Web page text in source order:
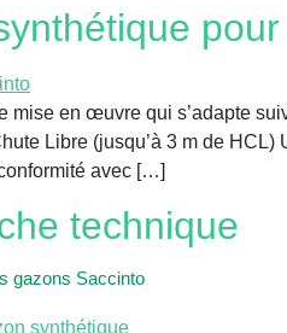
mise en œuvre qui s’adapte
Libre (jusqu’à 3 m de
avec […]
technique
gazons Saccinto